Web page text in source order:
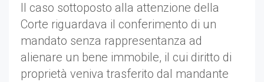
Il caso sottoposto alla attenzione della
Corte riguardava il conferimento di un
mandato senza rappresentanza ad
alienare un bene immobile, il cui diritto di
proprietà veniva trasferito dal mandante